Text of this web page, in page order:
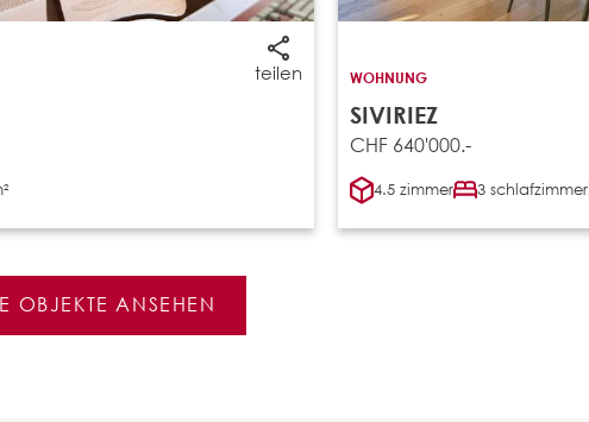
teilen WOHNUNG
SIVIRIEZ
CHF 640'000.-
4.5 zimmer 3 schlafzimmer
OBJEKTE ANSEHEN